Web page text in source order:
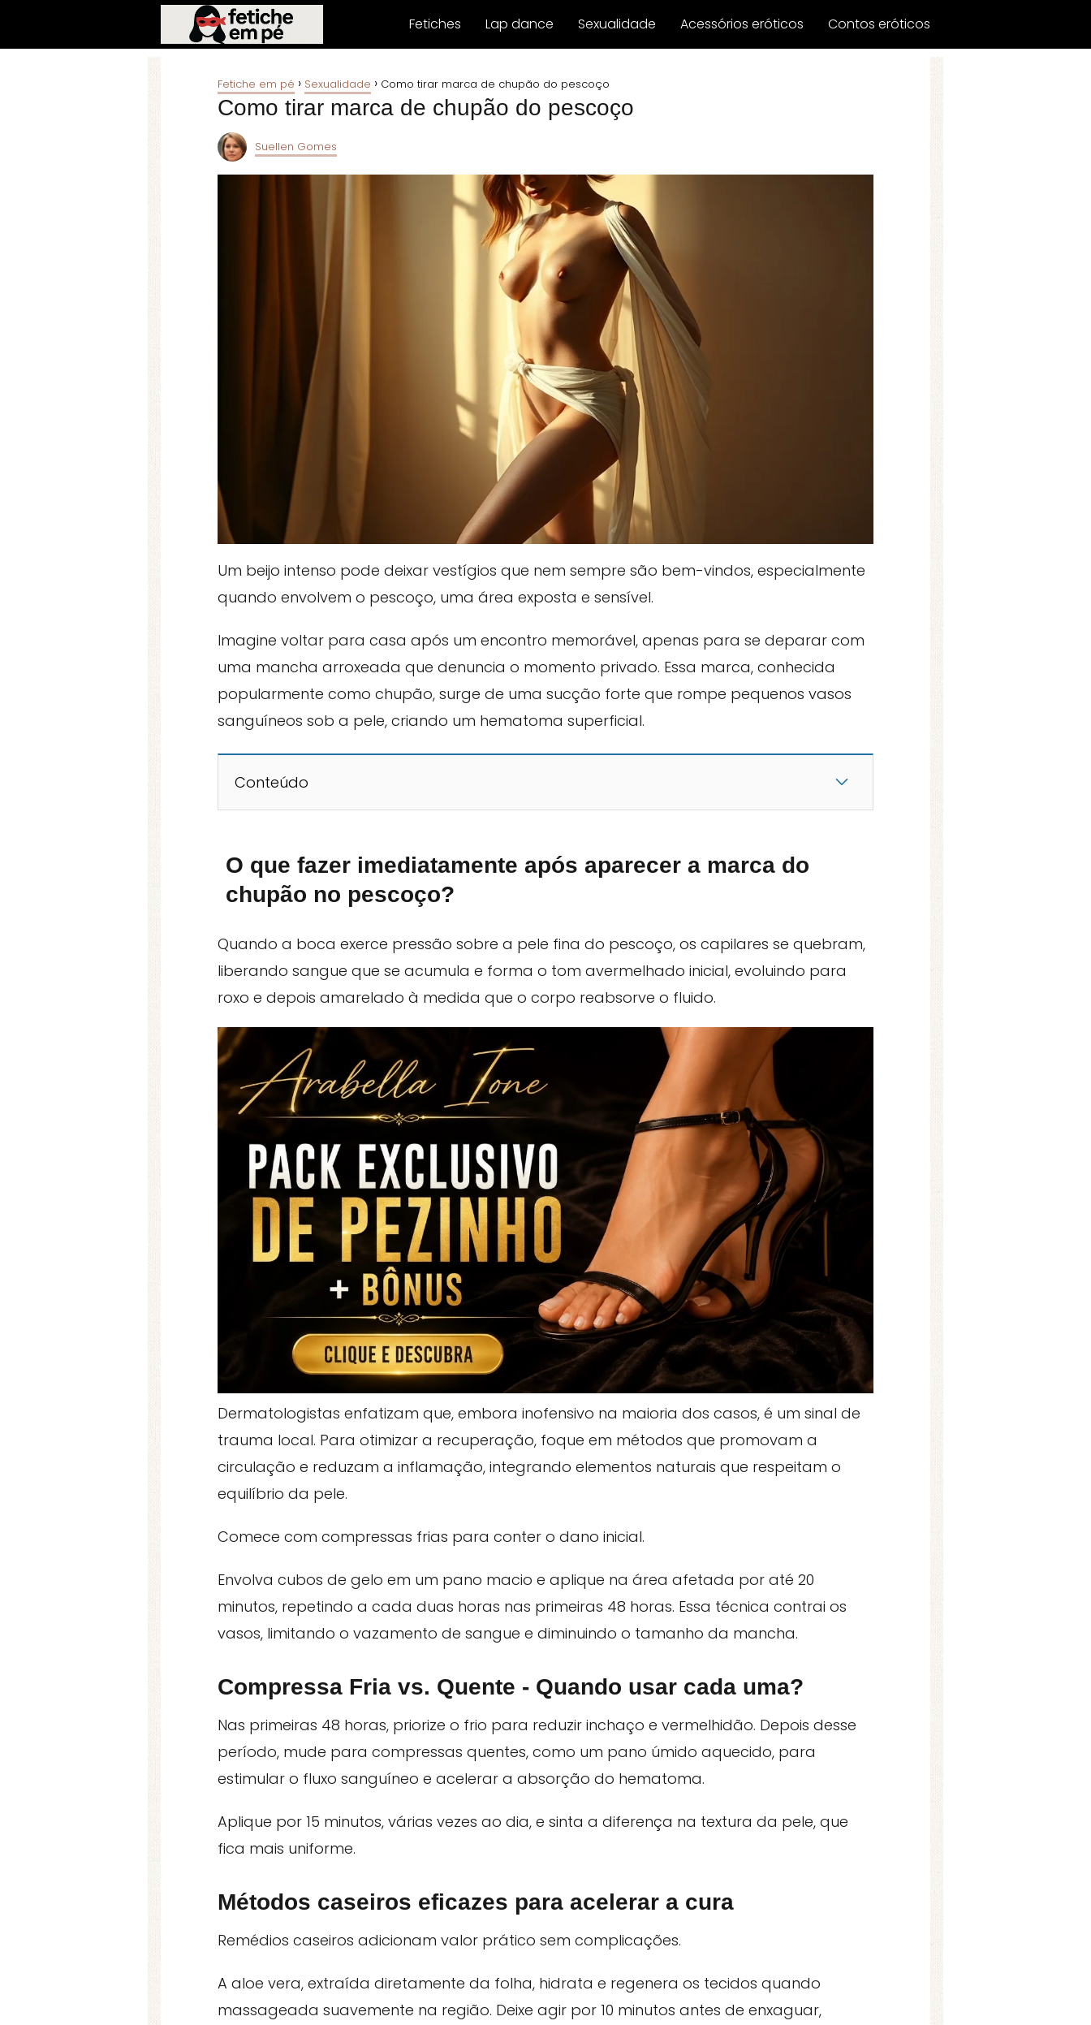
Fetiches Lap dance Sexualidade Acessórios eróticos Contos eróticos
Fetiche em pé Sexualidade Como tirar marca de chupão do pescoço
Como tirar marca de chupão do pescoço
Suellen Gomes
Um beijo intenso pode deixar vestígios que nem sempre são bem-vindos, especialmente
quando envolvem o pescoço, uma área exposta e sensível.
Imagine voltar para casa após um encontro memorável, apenas para se deparar com
uma mancha arroxeada que denuncia o momento privado. Essa marca, conhecida
popularmente como chupão, surge de uma sucção forte que rompe pequenos vasos
sanguíneos sob a pele, criando um hematoma superficial.
Conteúdo
O que fazer imediatamente após aparecer a marca do
chupão no pescoço?
Quando a boca exerce pressão sobre a pele fina do pescoço, os capilares se quebram,
liberando sangue que se acumula e forma o tom avermelhado inicial, evoluindo para
roxo e depois amarelado à medida que o corpo reabsorve o fluido.
Dermatologistas enfatizam que, embora inofensivo na maioria dos casos, é um sinal de
trauma local. Para otimizar a recuperação, foque em métodos que promovam a
circulação e reduzam a inflamação, integrando elementos naturais que respeitam o
equilíbrio da pele.
Comece com compressas frias para conter o dano inicial.
Envolva cubos de gelo em um pano macio e aplique na área afetada por até 20
minutos, repetindo a cada duas horas nas primeiras 48 horas. Essa técnica contrai os
vasos, limitando o vazamento de sangue e diminuindo o tamanho da mancha.
Compressa Fria vs. Quente - Quando usar cada uma?
Nas primeiras 48 horas, priorize o frio para reduzir inchaço e vermelhidão. Depois desse
período, mude para compressas quentes, como um pano úmido aquecido, para
estimular o fluxo sanguíneo e acelerar a absorção do hematoma.
Aplique por 15 minutos, várias vezes ao dia, e sinta a diferença na textura da pele, que
fica mais uniforme.
Métodos caseiros eficazes para acelerar a cura
Remédios caseiros adicionam valor prático sem complicações.
A aloe vera, extraída diretamente da folha, hidrata e regenera os tecidos quando
massageada suavemente na região. Deixe agir por 10 minutos antes de enxaguar,